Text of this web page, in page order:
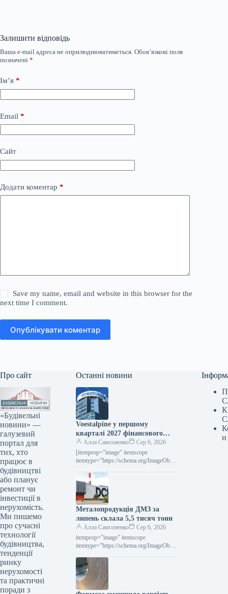
Залишити відповідь
Ваша e-mail адреса не оприлюднюватиметься. Обов’язкові поля
позначені *
Ім’я *
Email *
Сайт
Додати коментар *
Save my name, email and website in this browser for the
next time I comment.
Опублікувати коментар
Про сайт
«Будівельні
новини» —
галузевий
портал для
тих, хто
працює в
будівництві
або планує
ремонт чи
інвестиції в
нерухомість.
Ми пишемо
про сучасні
технології
будівництва,
тенденції
ринку
нерухомості
та практичні
поради з
Останні новини
Voestalpine у першому
кварталі 2027 фінансового
року підвищила виручку на
2,4% порівняно з попереднім
роком.
Алла Самсоненко
Сер 6, 2026
[itemprop=”image” itemscope
itemtype=”https://schema.org/ImageObje
Новини Глобальний ринок voestalpine
Роздрукувати 80 06 Серпня 2026
Voestalpine у І кварталі 2027
фінроку…
Металопродукція ДМЗ за
липень склала 5,5 тисяч тонн
Алла Самсоненко
Сер 6, 2026
itemprop=”image” itemscope
itemtype=”https://schema.org/ImageObje
Компанії ДМЗ Друкувати 93 06
Серпня 2026 ДМЗ у липні виробив 5,5
тис. т…
и